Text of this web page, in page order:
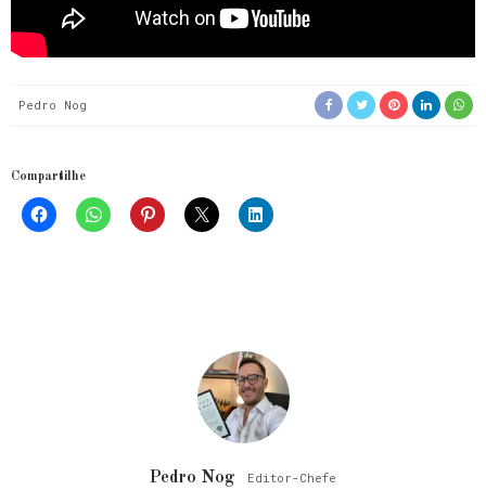
Pedro Nog
Compartilhe
Pedro Nog Editor-Chefe